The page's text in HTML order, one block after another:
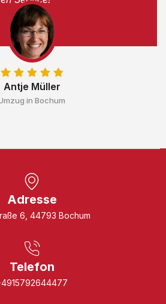
Antje Müller
in Bochum
Adresse
6, 44793 Bochum
Telefon